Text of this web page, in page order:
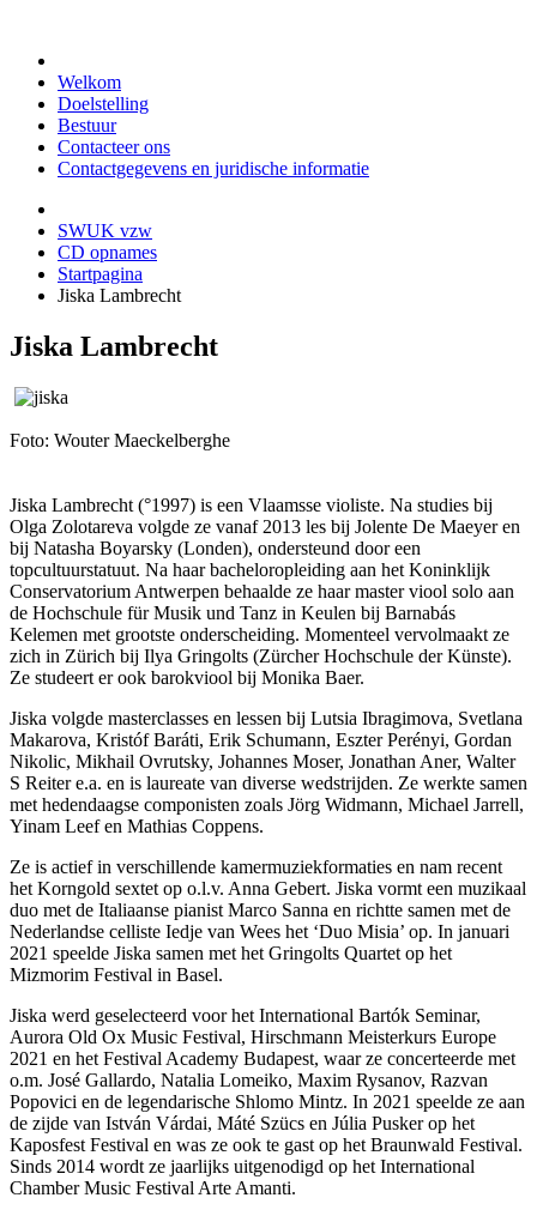
Welkom
Doelstelling
Bestuur
Contacteer ons
Contactgegevens en juridische informatie
SWUK vzw
CD opnames
Startpagina
Jiska Lambrecht
Jiska Lambrecht
Foto: Wouter Maeckelberghe
Jiska Lambrecht (°1997) is een Vlaamsse violiste. Na studies bij
Olga Zolotareva volgde ze vanaf 2013 les bij Jolente De Maeyer en
bij Natasha Boyarsky (Londen), ondersteund door een
topcultuurstatuut. Na haar bacheloropleiding aan het Koninklijk
Conservatorium Antwerpen behaalde ze haar master viool solo aan
de Hochschule für Musik und Tanz in Keulen bij Barnabás
Kelemen met grootste onderscheiding. Momenteel vervolmaakt ze
zich in Zürich bij Ilya Gringolts (Zürcher Hochschule der Künste).
Ze studeert er ook barokviool bij Monika Baer.
Jiska volgde masterclasses en lessen bij Lutsia Ibragimova, Svetlana
Makarova, Kristóf Baráti, Erik Schumann, Eszter Perényi, Gordan
Nikolic, Mikhail Ovrutsky, Johannes Moser, Jonathan Aner, Walter
S Reiter e.a. en is laureate van diverse wedstrijden. Ze werkte samen
met hedendaagse componisten zoals Jörg Widmann, Michael Jarrell,
Yinam Leef en Mathias Coppens.
Ze is actief in verschillende kamermuziekformaties en nam recent
het Korngold sextet op o.l.v. Anna Gebert. Jiska vormt een muzikaal
duo met de Italiaanse pianist Marco Sanna en richtte samen met de
Nederlandse celliste Iedje van Wees het ‘Duo Misia’ op. In januari
2021 speelde Jiska samen met het Gringolts Quartet op het
Mizmorim Festival in Basel.
Jiska werd geselecteerd voor het International Bartók Seminar,
Aurora Old Ox Music Festival, Hirschmann Meisterkurs Europe
2021 en het Festival Academy Budapest, waar ze concerteerde met
o.m. José Gallardo, Natalia Lomeiko, Maxim Rysanov, Razvan
Popovici en de legendarische Shlomo Mintz. In 2021 speelde ze aan
de zijde van István Várdai, Máté Szücs en Júlia Pusker op het
Kaposfest Festival en was ze ook te gast op het Braunwald Festival.
Sinds 2014 wordt ze jaarlijks uitgenodigd op het International
Chamber Music Festival Arte Amanti.